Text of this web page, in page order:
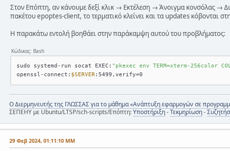
Στον Επόπτη, αν κάνουμε δεξί κλικ → Εκτέλεση → Άνοιγμα κονσόλας →
πακέτου epoptes-client, το τερματικό κλείνει και τα updates κόβονται
Η παρακάτω εντολή βοηθάει στην παράκαμψη αυτού του προβλήματος:
Κώδικας: Bash
sudo systemd-run socat EXEC: "pkexec env TERM=xterm-256color
openssl-connect: $SERVER
Ο Διερμηνευτής της ΓΛΩΣΣΑΣ για το μάθημα «Ανάπτυξη εφαρμογών σε
ΣΕΠΕΗΥ με Ubuntu/LTSP/sch-scripts/Επόπτη:Υποστήριξη-Τεκμηρίωση-
29 Φεβ 2024, 01:11:10 ΜΜ